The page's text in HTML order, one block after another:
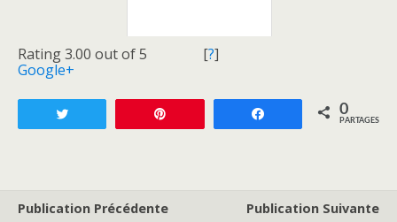
Rating 3.00 out of 5 [?]
Google+
Partagez 0
PARTAGES
Publication Précédente
Publication Suivante